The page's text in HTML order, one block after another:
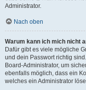
Administrator.
Nach oben
Warum kann ich mich nicht
Dafür gibt es viele mögliche
und dein Passwort richtig
Board-Administrator, um
ebenfalls möglich, dass ein
welches ein Administrator